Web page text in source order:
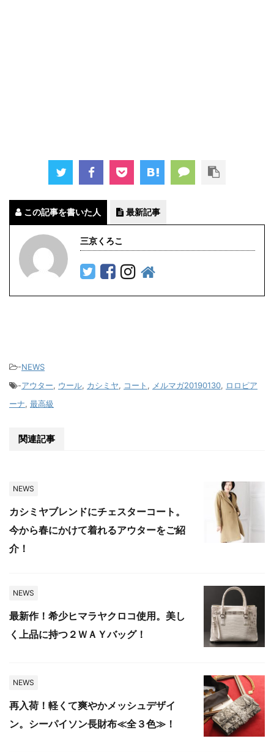
この記事を書いた人 最新記事
三京くろこ
-NEWS
-アウター, ウール, カシミヤ, コート , メルマガ20190130, ロロピア
ーナ, 最高級
関連記事
NEWS
カシミヤブレンドにチェスターコート。
今から春にかけて着れるアウターをご紹
介！
NEWS
最新作！希少ヒマラヤクロコ使用。美し
く上品に持つ２ＷＡＹバッグ！
NEWS
再入荷！軽くて爽やかメッシュデザイ
ン。シーパイソン長財布≪全３色≫！